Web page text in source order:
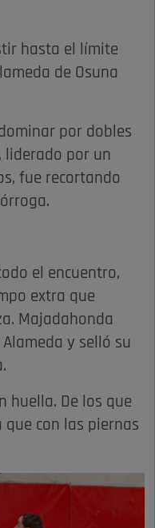
hasta el límite
de Osuna
por dobles
liderado por un
fue recortando
el encuentro,
extra que
Majadahonda
y selló su
huella. De los que
que con las piernas